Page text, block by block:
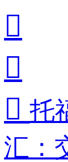


 托
汇：